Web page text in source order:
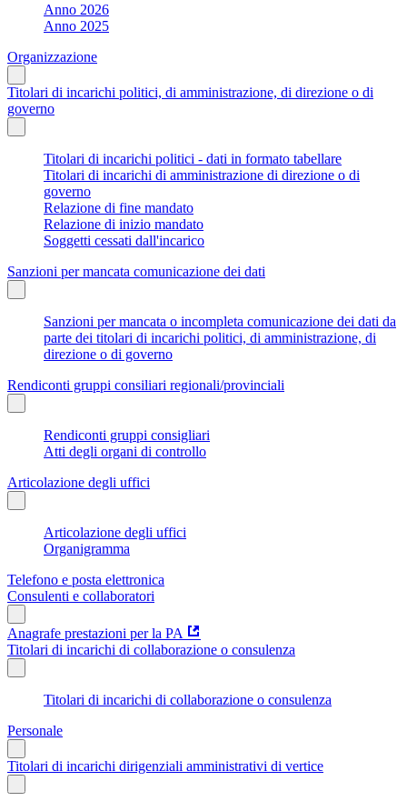
Anno 2026
Anno 2025
Organizzazione
Titolari di incarichi politici, di amministrazione, di direzione o di
governo
Titolari di incarichi politici - dati in formato tabellare
Titolari di incarichi di amministrazione di direzione o di
governo
Relazione di fine mandato
Relazione di inizio mandato
Soggetti cessati dall'incarico
Sanzioni per mancata comunicazione dei dati
Sanzioni per mancata o incompleta comunicazione dei dati da
parte dei titolari di incarichi politici, di amministrazione, di
direzione o di governo
Rendiconti gruppi consiliari regionali/provinciali
Rendiconti gruppi consigliari
Atti degli organi di controllo
Articolazione degli uffici
Articolazione degli uffici
Organigramma
Telefono e posta elettronica
Consulenti e collaboratori
Anagrafe prestazioni per la PA
Titolari di incarichi di collaborazione o consulenza
Titolari di incarichi di collaborazione o consulenza
Personale
Titolari di incarichi dirigenziali amministrativi di vertice